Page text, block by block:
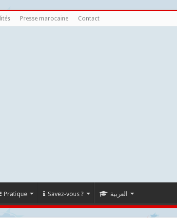
Presse marocaine Contact
Pratique Savez-vous ? العربية